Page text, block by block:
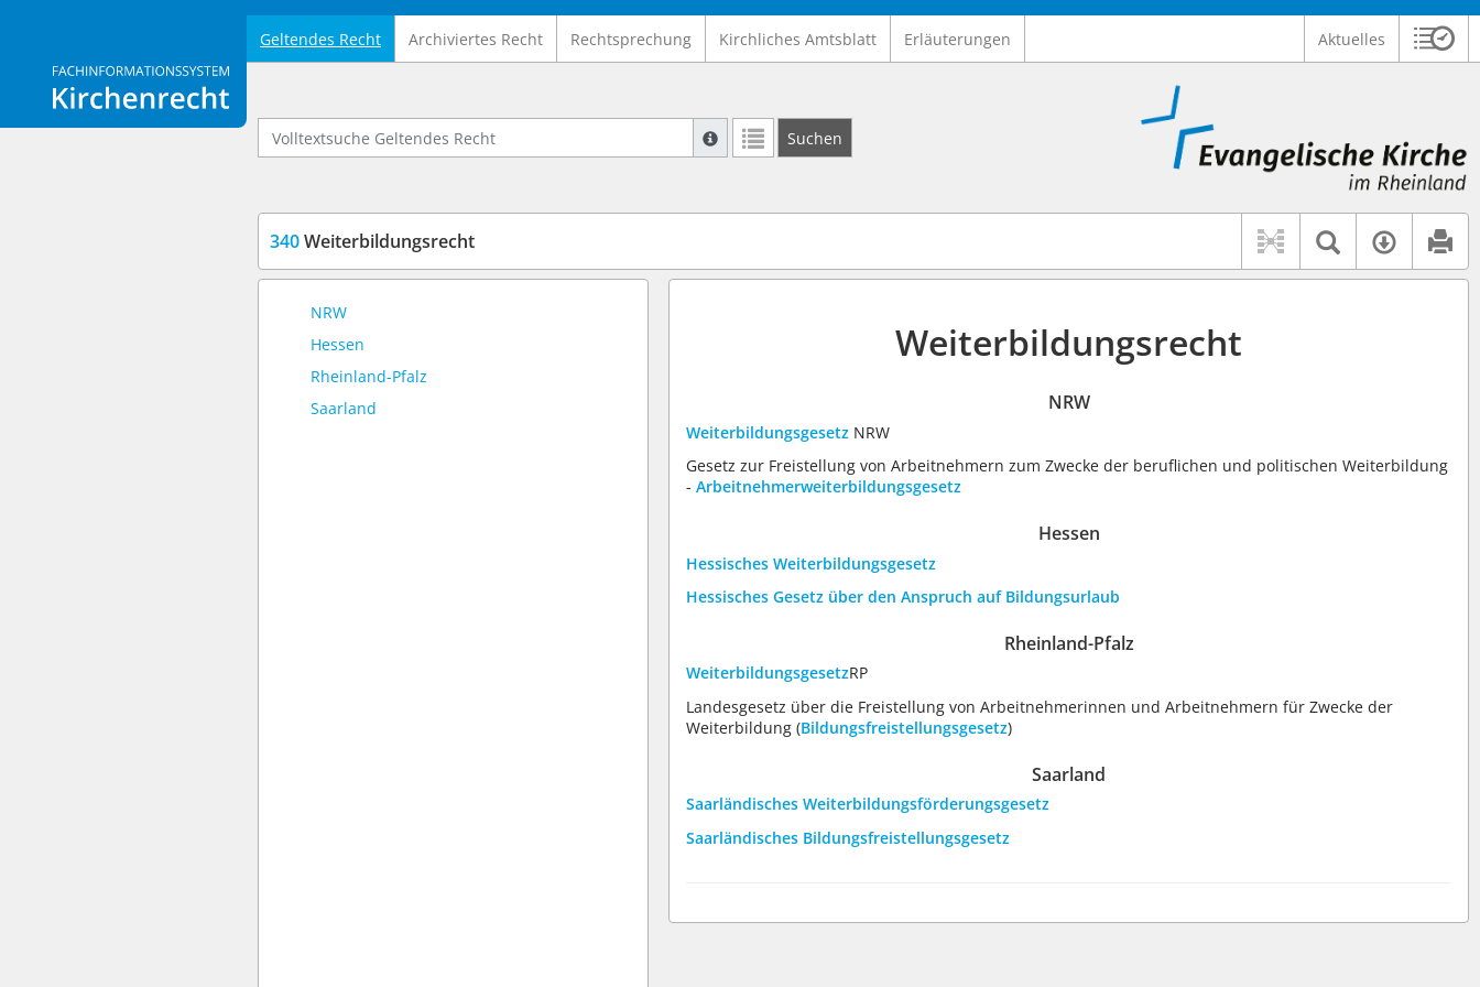
Logo Fachinformationssystem Kirchenrecht
Geltendes Recht Archiviertes Recht Rechtsprechung Kirchliches Amtsblatt Erläuterungen Aktuelles
Volltextsuche Geltendes Recht
Suche mit Platzhalter "*", Bsp. Pfarrer*, findet auch: "Pfarrerinitiative" oder "Pfarrerausschuss".
Suchen
Logo Ev. Kirche im Rheinland
340Weiterbildungsrecht Textsuche
NRW
Hessen
Rheinland-Pfalz
Saarland
Weiterbildungsrecht
NRW
Weiterbildungsgesetz NRW
Gesetz zur Freistellung von Arbeitnehmern zum Zwecke der beruflichen und politischen Weiterbildung
-Arbeitnehmerweiterbildungsgesetz
Hessen
Hessisches Weiterbildungsgesetz
Hessisches Gesetz über den Anspruch auf Bildungsurlaub
Rheinland-Pfalz
WeiterbildungsgesetzRP
Landesgesetz über die Freistellung von Arbeitnehmerinnen und Arbeitnehmern für Zwecke der
Weiterbildung (Bildungsfreistellungsgesetz)
Saarland
Saarländisches Weiterbildungsförderungsgesetz
Saarländisches Bildungsfreistellungsgesetz